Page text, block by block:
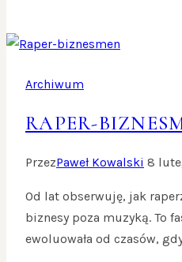
Archiwum
RAPER-
PrzezPaweł Kowalski 8
Od lat obserwuję, jak
biznesy poza muzyką. To
ewoluowała od czasów,